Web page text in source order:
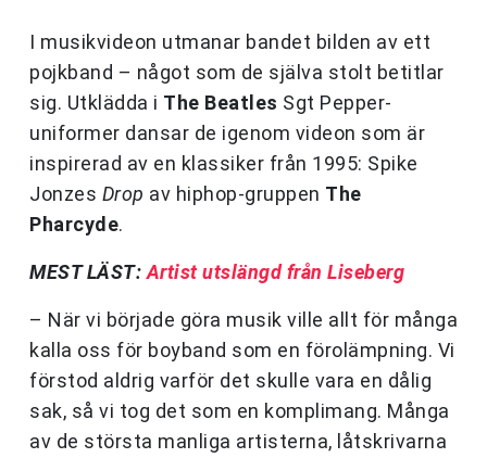
I musikvideon utmanar bandet bilden av ett
pojkband – något som de själva stolt betitlar
sig. Utklädda i The Beatles Sgt Pepper-
uniformer dansar de igenom videon som är
inspirerad av en klassiker från 1995: Spike
Jonzes Drop av hiphop-gruppen The
Pharcyde.
MEST LÄST:Artist utslängd från Liseberg
– När vi började göra musik ville allt för många
kalla oss för boyband som en förolämpning. Vi
förstod aldrig varför det skulle vara en dålig
sak, så vi tog det som en komplimang. Många
av de största manliga artisterna, låtskrivarna